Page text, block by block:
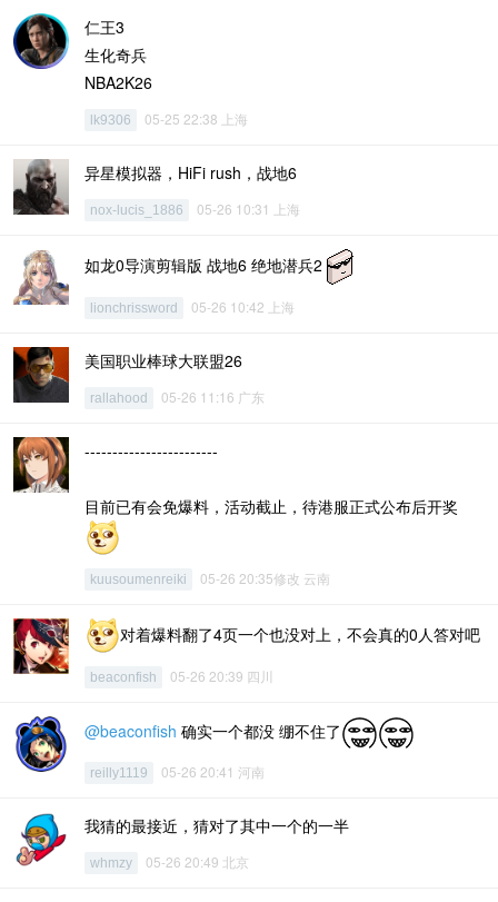
仁王3
生化奇兵
NBA2K26
lk9306 05-25 22:38 上海
异星模拟器，HiFi rush，战地6
nox-lucis_1886 05-26 10:31 上海
如龙0导演剪辑版 战地6 绝地潜兵2
lionchrissword 05-26 10:42 上海
美国职业棒球大联盟26
rallahood 05-26 11:16 广东
------------------------
目前已有会免爆料，活动截止，待港服正式公布后开奖
kuusoumenreiki 05-26 20:35修改 云南
对着爆料翻了4页一个也没对上，不会真的0人答对吧
beaconfish 05-26 20:39 四川
@beaconfish 确实一个都没 绷不住了
reilly1119 05-26 20:41 河南
我猜的最接近，猜对了其中一个的一半
whmzy 05-26 20:49 北京